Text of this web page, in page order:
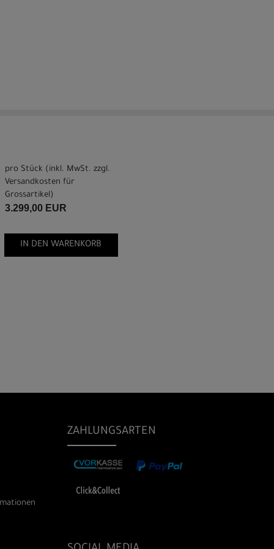
pro Stück (inkl. MwSt. zzgl.
Versandkosten für
Grossartikel )
3.299,00 EUR
IN DEN WARENKORB
ZAHLUNGSARTEN